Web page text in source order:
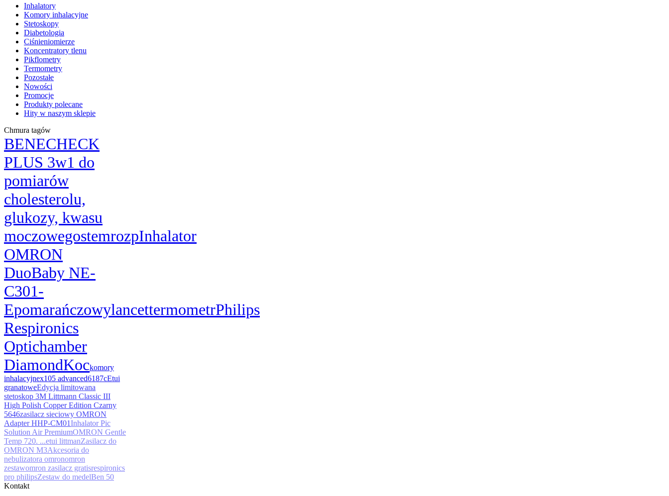
Inhalatory
Komory inhalacyjne
Stetoskopy
Diabetologia
Ciśnieniomierze
Koncentratory tlenu
Pikflometry
Termometry
Pozostałe
Nowości
Promocje
Produkty polecane
Hity w naszym sklepie
Chmura tagów
BENECHECK
PLUS 3w1 do
pomiarów
cholesterolu,
glukozy, kwasu
moczowegostemrozpInhalator
OMRON
DuoBaby NE-
C301-
EpomarańczowylancettermometrPhilips
Respironics
Optichamber
DiamondKockomory
inhalacyjnex105 advanced6187cEtui
granatoweEdycja limitowana
stetoskop 3M Littmann Classic III
High Polish Copper Edition Czarny
5646zasilacz sieciowy OMRON
Adapter HHP-CM01Inhalator Pic
Solution Air PremiumOMRON Gentle
Temp 720. ...etui littmanZasilacz do
OMRON M3Akcesoria do
nebulizatora omronomron
zestawomron zasilacz gratisrespironics
pro philipsZestaw do medelBen 50
Kontakt